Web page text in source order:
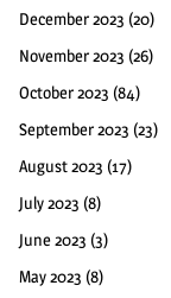
December 2023 (20)
November 2023 (26)
October 2023 (84)
September 2023 (23)
August 2023 (17)
July 2023 (8)
June 2023 (3)
May 2023 (8)